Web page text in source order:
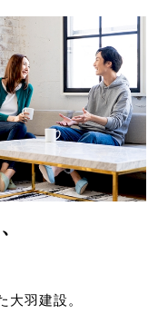
羽建設。